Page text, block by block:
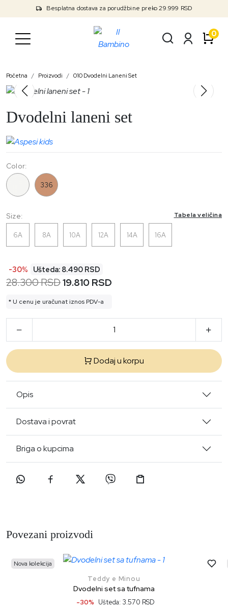
Besplatna dostava za porudžbine preko 29.999 RSD
0
Početna Proizvodi 010 Dvodelni Laneni Set
Dvodelni laneni set
Size: Tabela veličina
6A 8A 10A 12A 14A 16A
Color:
336
-30% Ušteda: 8.490 RSD
28.300 RSD19.810 RSD
* U cenu je uračunat iznos PDV-a
Dodaj u korpu
Opis
Dostava i povrat
Briga o kupcima
Povezani proizvodi
Nova kolekcija
Teddy e Minou
Dvodelni set sa tufnama
-30% Ušteda: 3.570 RSD